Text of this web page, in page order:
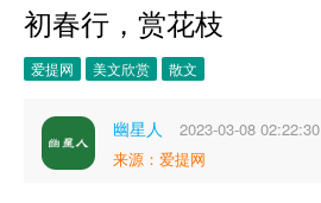
初春行，赏花枝
爱提网 美文欣赏 散文
幽星人
2023-03-08 02:22:30
来源：爱提网